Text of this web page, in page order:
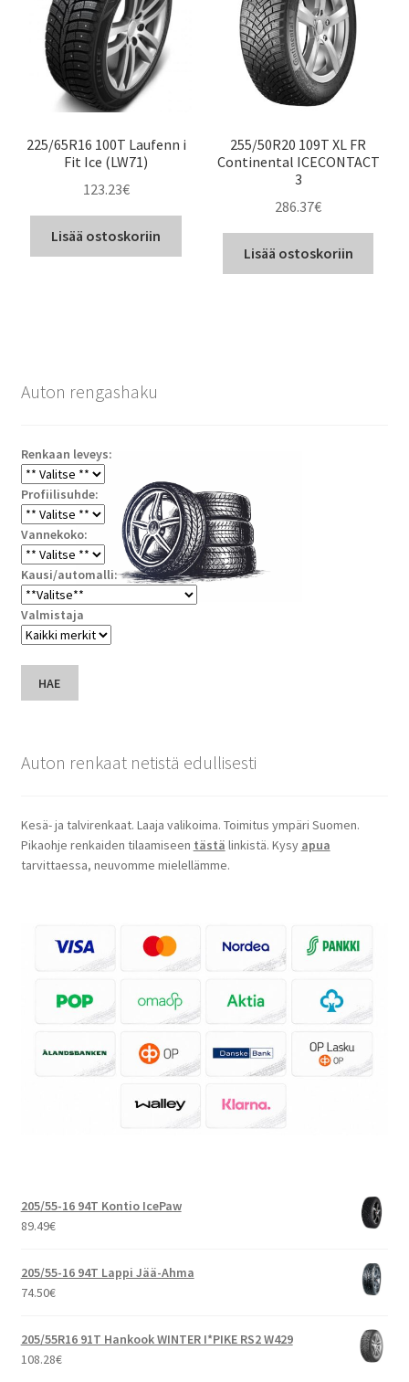
225/65R16 100T Laufenn i
Fit Ice (LW71)
123.23€
Lisää ostoskoriin
255/50R20 109T XL FR
Continental ICECONTACT
3
286.37€
Lisää ostoskoriin
Auton rengashaku
Renkaan leveys:
Profiilisuhde:
Vannekoko:
Kausi/automalli:
Valmistaja
HAE
Auton renkaat netistä edullisesti
Kesä- ja talvirenkaat. Laaja valikoima. Toimitus ympäri Suomen.
Pikaohje renkaiden tilaamiseen tästä linkistä. Kysy apua
tarvittaessa, neuvomme mielellämme.
205/55-16 94T Kontio IcePaw
89.49€
205/55-16 94T Lappi Jää-Ahma
74.50€
205/55R16 91T Hankook WINTER I*PIKE RS2 W429
108.28€